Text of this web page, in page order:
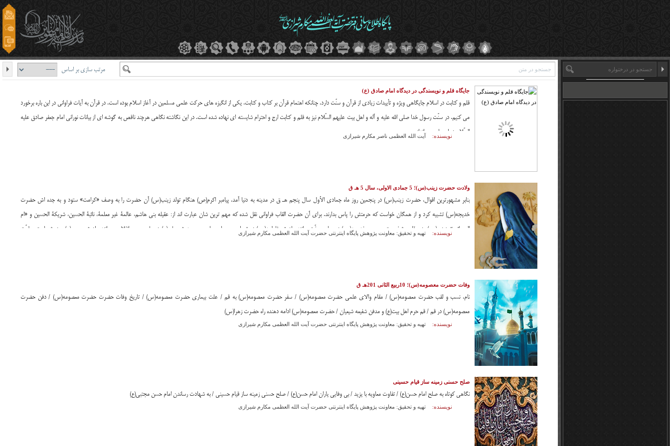
مرتب سازی بر اساس
جایگاه قلم و نويسندگی در ديدگاه امام صادق (ع)
قلم و کتابت در اسلام جايگاهی ويژه و تأييدات زیادی از قرآن و سنّت دارد. چنانکه اهتمام قرآن بر كتاب و كتابت، يكى از انگيزه‏ هاى حركت علمى مسلمين در آغاز اسلام بوده است. در قرآن به آيات فراوانى در اين باره برخورد
مى كنيم. در سنّت رسول خدا صلی الله عليه و آله و اهل بيت عليهم السّلام نیز به قلم و کتابت ارج و احترام شایسته ای نهاده شده است. در اين نگاشته نگاهی هرچند ناقص به گوشه ای از بیانات نورانی امام جعفر صادق عليه
السّلام در اين باره می اندازيم.
نویسنده: آیت الله العظمی ناصر مکارم شيرازی
ولادت حضرت زینب(س)؛ 5 جمادی الاولی، سال 5 هـ ق
بنابر مشهورترین اقوال، حضرت زینب(س) در پنجمین روز ماه جمادی الأول سال پنجم هـ ق در مدینه به دنیا آمد. پیامبر اکرم(ص) هنگام تولد زینب(س) آن حضرت را به وصف «کرامت» ستود و به جده اش حضرت
خدیجه(س) تشبیه کرد و از همگان خواست که حرمتش را پاس بدارند. برای آن حضرت القاب فراوانی نقل شده که مهم ترین شان عبارت اند از: عقیله بنی هاشم، عالمة غیر معلمة، نائبة الحسین، شریکة الحسین و «ام
المصائب». زینب(س)، در وقار و شخصیت همچون خدیجه(س) در حیاء و عفّت، مانند مادرش فاطمه(س) در شیوایی و رسایی بیان، چون پدرش علی(ع) در حلم و صبر انقلابی همانند برادرش حسن(ع) و در شجاعت و قوّت
نویسنده: تهیه و تحقیق: معاونت پژوهش پایگاه اینترنتی حضرت آیت الله العظمی مکارم شیرازی
وفات حضرت معصومه(س)؛ 10ربيع الثانی 201هـ ق
نام، نسب و لقب حضرت معصومه(س) / مقام والاى علمى حضرت معصومه(س) / سفر حضرت معصومه(س) به قم / علت بیماری حضرت معصومه(س) / تاریخ وفات حضرت حضرت معصومه(س) / دفن حضرت
معصومه(س) در قم / قم حرم اهل بیت(ع) و مدفن شفيعه شيعيان‏ / حضرت معصومه(س) ادامه دهنده راه حضرت زهرا(س)
نویسنده: تهیه و تحقیق: معاونت پژوهش پایگاه اینترنتی حضرت آیت الله العظمی مکارم شیرازی
صلح حسنی زمينه ساز قيام حسينی
نگاهی کوتاه به صلح امام حسن(ع) / تفاوت معاویه با یزید / بی وفایی یاران امام حسن(ع) / صلح حسنی زمينه ساز قيام حسينی / به شهادت رساندن امام حسن مجتبى(ع)
نویسنده: تهیه و تحقیق: معاونت پژوهش پایگاه اینترنتی حضرت آیت الله العظمی مکارم شیرازی